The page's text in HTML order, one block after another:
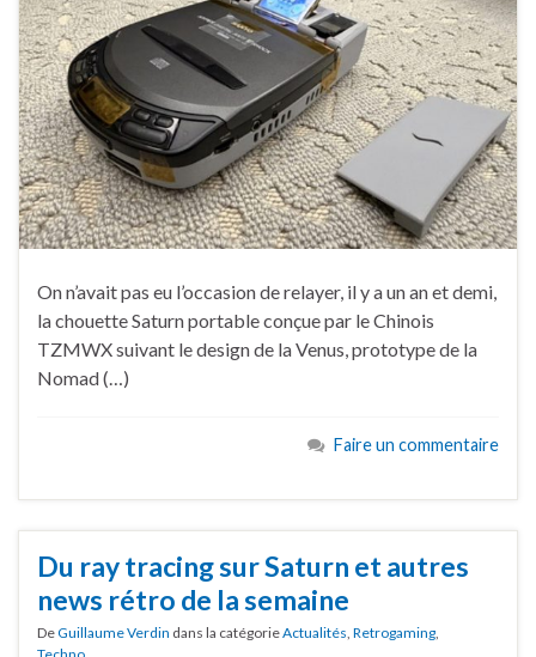
On n’avait pas eu l’occasion de relayer, il y a un an et demi,
la chouette Saturn portable conçue par le Chinois
TZMWX suivant le design de la Venus, prototype de la
Nomad (…)
Faire un commentaire
Du ray tracing sur Saturn et autres
news rétro de la semaine
DeGuillaume Verdin dans la catégorieActualités Retrogaming